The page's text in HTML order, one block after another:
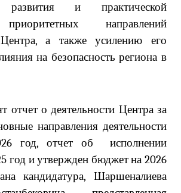
развития и практической
направлений
Центра, а также усилению его
на безопасность региона в
отчет о деятельности Центра за
направления деятельности
год, отчет об исполнении
год и утвержден бюджет на 2026
кандидатура, Шаршеналиева